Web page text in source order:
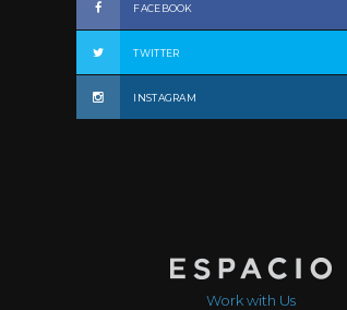
FACEBOOK
TWITTER
INSTAGRAM
Work with Us